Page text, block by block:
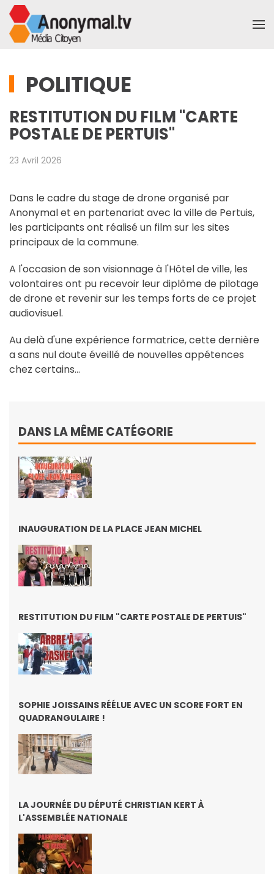
Accéder au contenu principal
POLITIQUE
RESTITUTION DU FILM "CARTE
POSTALE DE PERTUIS"
23 Avril 2026
Dans le cadre du stage de drone organisé par
Anonymal et en partenariat avec la ville de Pertuis,
les participants ont réalisé un film sur les sites
principaux de la commune.
A l'occasion de son visionnage à l'Hôtel de ville, les
volontaires ont pu recevoir leur diplôme de pilotage
de drone et revenir sur les temps forts de ce projet
audiovisuel.
Au delà d'une expérience formatrice, cette dernière
a sans nul doute éveillé de nouvelles appétences
chez certains...
DANS LA MÊME CATÉGORIE
INAUGURATION DE LA PLACE JEAN MICHEL
RESTITUTION DU FILM "CARTE POSTALE DE PERTUIS"
SOPHIE JOISSAINS RÉÉLUE AVEC UN SCORE FORT EN
QUADRANGULAIRE !
LA JOURNÉE DU DÉPUTÉ CHRISTIAN KERT À
L'ASSEMBLÉE NATIONALE